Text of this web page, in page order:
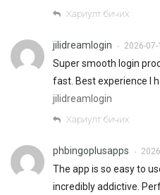
Хариулт бичих
jilidreamlogin • 2026-
Super smooth login
fast. Best experience I
jilidreamlogin
Хариулт бичих
phbingoplusapps •
The app is so easy to
incredibly addictive.